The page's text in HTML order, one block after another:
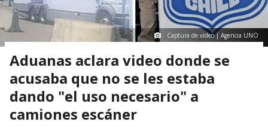
Captura de video | Agencia UNO
Aduanas aclara video donde se
acusaba que no se les estaba
dando "el uso necesario" a
camiones escáner